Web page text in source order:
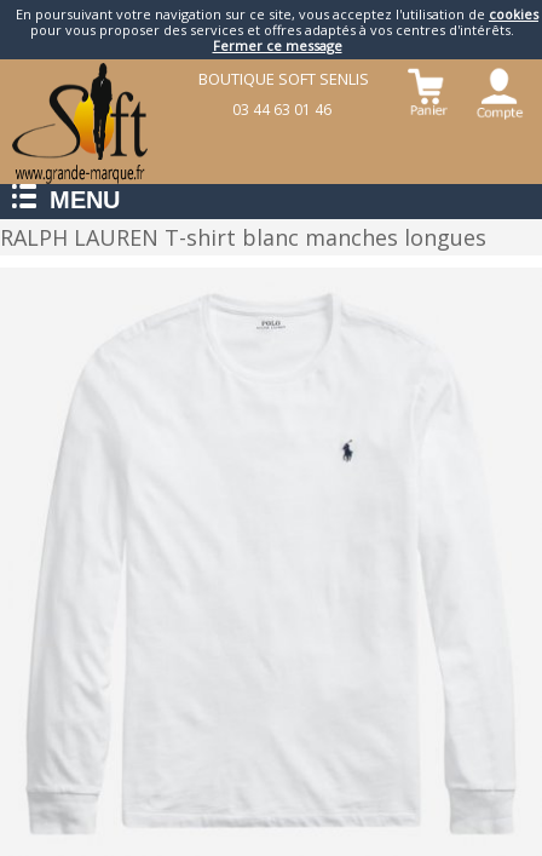
En poursuivant votre navigation sur ce site, vous acceptez l'utilisation de cookies
pour vous proposer des services et offres adaptés à vos centres d'intérêts.
Fermer ce message
BOUTIQUE SOFT SENLIS
03 44 63 01 46
MENU
RALPH LAUREN T-shirt blanc manches longues